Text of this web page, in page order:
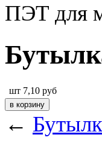
ПЭТ для
шт 7,10 руб
←